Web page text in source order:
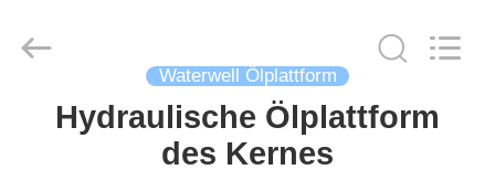
HAUS
Heavy
Industry
Waterwell Ölplattform
Hydraulische Ölplattform
des Kernes